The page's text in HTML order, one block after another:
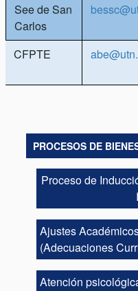
See de San
Carlos
CFPTE
PROCESOS DE
Proceso de
Ajustes
(Adecuaciones
Atención